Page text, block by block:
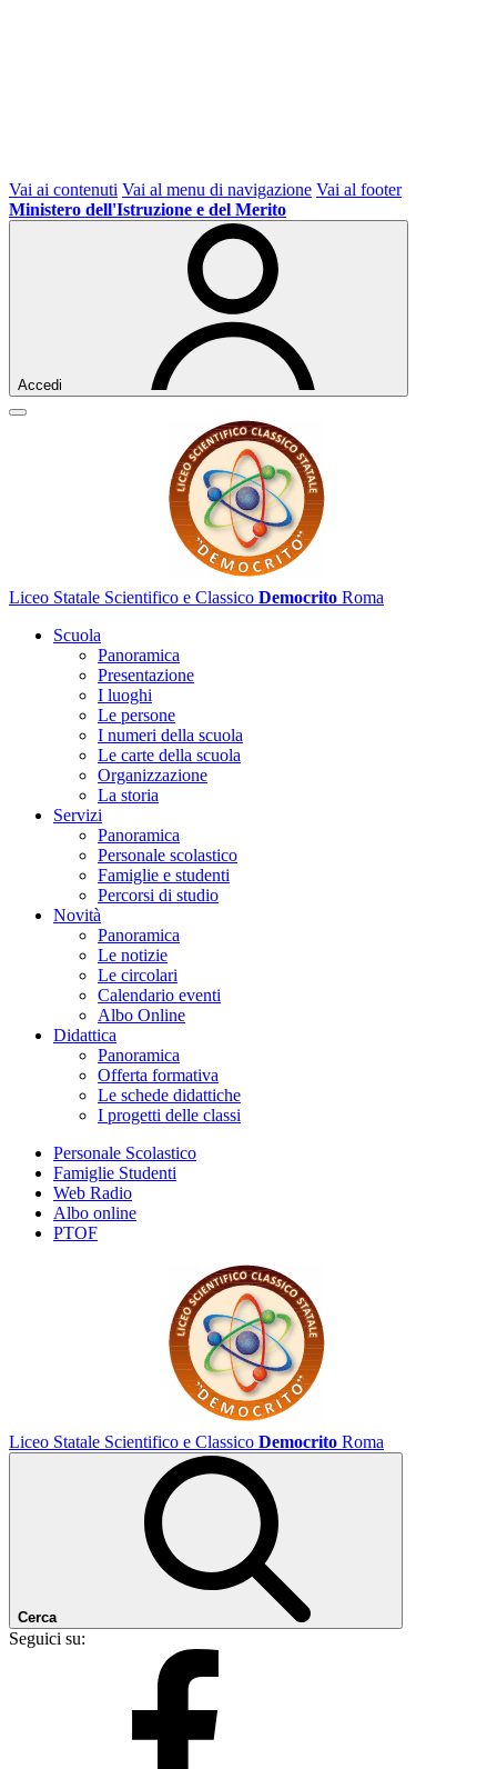
Vai ai contenuti Vai al menu di navigazione Vai al footer
Ministero dell'Istruzione e del Merito
Accedi
Liceo Statale Scientifico e Classico Democrito Roma
Scuola
Panoramica
Presentazione
I luoghi
Le persone
I numeri della scuola
Le carte della scuola
Organizzazione
La storia
Servizi
Panoramica
Personale scolastico
Famiglie e studenti
Percorsi di studio
Novità
Panoramica
Le notizie
Le circolari
Calendario eventi
Albo Online
Didattica
Panoramica
Offerta formativa
Le schede didattiche
I progetti delle classi
Personale Scolastico
Famiglie Studenti
Web Radio
Albo online
PTOF
Liceo Statale Scientifico e Classico Democrito Roma
Cerca
Seguici su: